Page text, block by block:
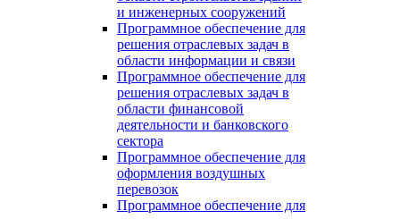
и инженерных сооружений
Программное обеспечение для
решения отраслевых задач в
области информации и связи
Программное обеспечение для
решения отраслевых задач в
области финансовой
деятельности и банковского
сектора
Программное обеспечение для
оформления воздушных
перевозок
Программное обеспечение для